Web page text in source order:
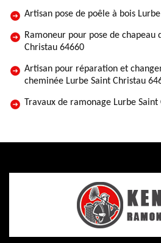
Artisan pose de poêle à bois
Ramoneur pour pose de chapeau
Christau 64660
Artisan pour réparation et
cheminée Lurbe Saint Christau
Travaux de ramonage Lurbe